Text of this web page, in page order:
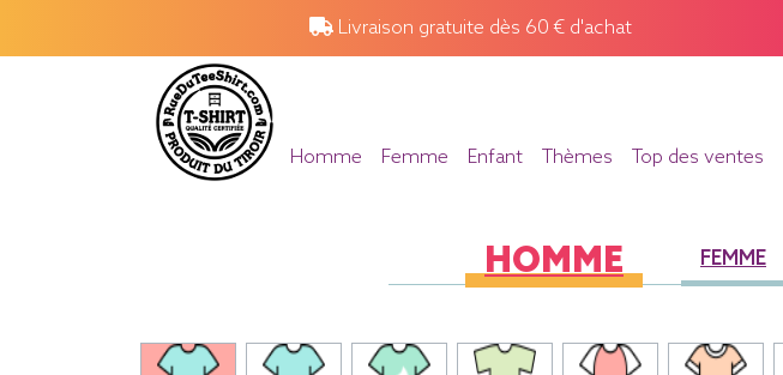
Livraison gratuite dès 60 € d'achat
Homme Femme Enfant Thèmes Top des ventes
HOMME FEMME